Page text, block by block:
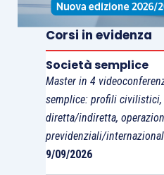
rendicontazione
contempo, a queste
rifiutarsi di raccogliere,
dati non presenti nella
volontaria.
In Italia, l’Autorità
Mercato (AGCM
d’azione includendo
Corsi in evidenza
Società semplice
Master in 4
semplice: profili
diretta/indiretta,
previdenziali/
9/09/2026